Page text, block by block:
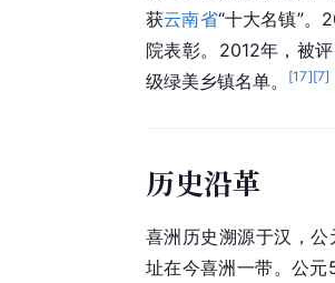
获云南省“十大名镇”。
院表彰。2012年，被
级绿美乡镇名单。
[17][7]
历史沿革
喜洲历史溯源于汉，公
址在今喜洲一带。公